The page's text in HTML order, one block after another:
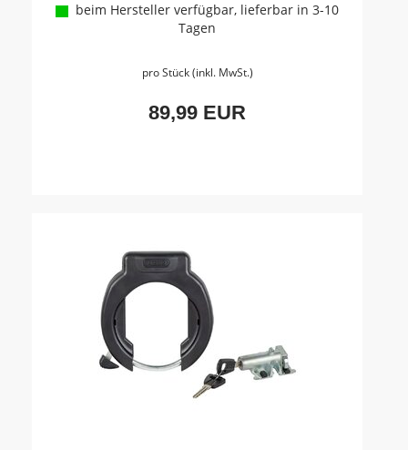
beim Hersteller verfügbar, lieferbar in 3-10
Tagen
pro Stück (inkl. MwSt.)
89,99 EUR